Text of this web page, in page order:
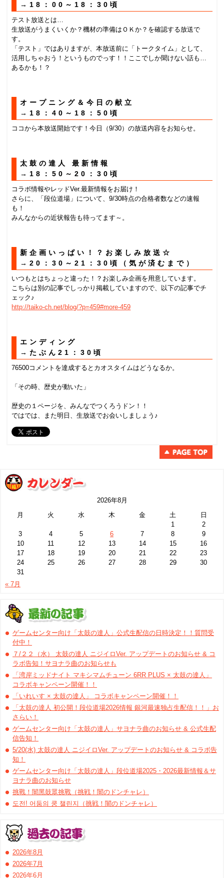
→18：00～18：30頃
テスト放送とは…
生放送がうまくいくか？機材の準備はＯＫか？を確認する放送で
す。
「テスト」ではありますが、本放送前に「トークタイム」として、
活用しちゃおう！というものでっす！！ここでしか聞けない話も…
あるかも！？
オープニング＆今日の献立
→18：40～18：50頃
ココから本放送開始です！今日（9/30）の放送内容をお知らせ。
太鼓の達人 最新情報
→18：50～20：30頃
コラボ情報やレッドVer.最新情報をお届け！
さらに、「段位道場」について、9/30時点の合格者数などの速報
も！
みんなからの近状報告も待ってます～。
新企画いっぱい！？お楽しみ放送☆
→20：30～21：30頃（気が済むまで）
いつもとはちょっと違った！？お楽しみ企画を用意しています。
こちらは別の記事でしっかり掲載していますので、以下の記事でチ
ェック♪
http://taiko-ch.net/blog/?p=459#more-459
エンディング
→たぶん21：30頃
76500コメントを達成するとカオスタイムはどうなるか。
「その時、歴史が動いた」
歴史の１ページを、みんなでつくろうドン！！
ではでは、また明日、生放送でお会いしましょう♪
2026年8月
月
火 水 木 金 土
日
1
2
3
4 5 6 7 8
9
10
11 12 13 14 15
16
17
18 19 20 21 22
23
24
25 26 27 28 29
30
31
« 7月
ゲームセンター向け「太鼓の達人」公式生配信の日時決定！！質問受
付中！
７/２２（水） 太鼓の達人 ニジイロVer. アップデートのお知らせ & コ
ラボ告知！サヨナラ曲のお知らせも
「湾岸ミッドナイト マキシマムチューン 6RR PLUS × 太鼓の達人」
コラボキャンペーン開催！！
「いれいす × 太鼓の達人」 コラボキャンペーン開催！！
「太鼓の達人 初公開！段位道場2026情報 銀河最速独占生配信！！」お
さらい！
ゲームセンター向け「太鼓の達人」サヨナラ曲のお知らせ & 公式生配
信告知！
5/20(水) 太鼓の達人 ニジイロVer. アップデートのお知らせ & コラボ告
知！
ゲームセンター向け「太鼓の達人」段位道場2025・2026最新情報＆サ
ヨナラ曲のお知らせ
挑戰！闇黑鼓眾挑戰（挑戦！闇のドンチャレ）
도전! 어둠의 쿵 챌린지（挑戦！闇のドンチャレ）
2026年8月
2026年7月
2026年6月